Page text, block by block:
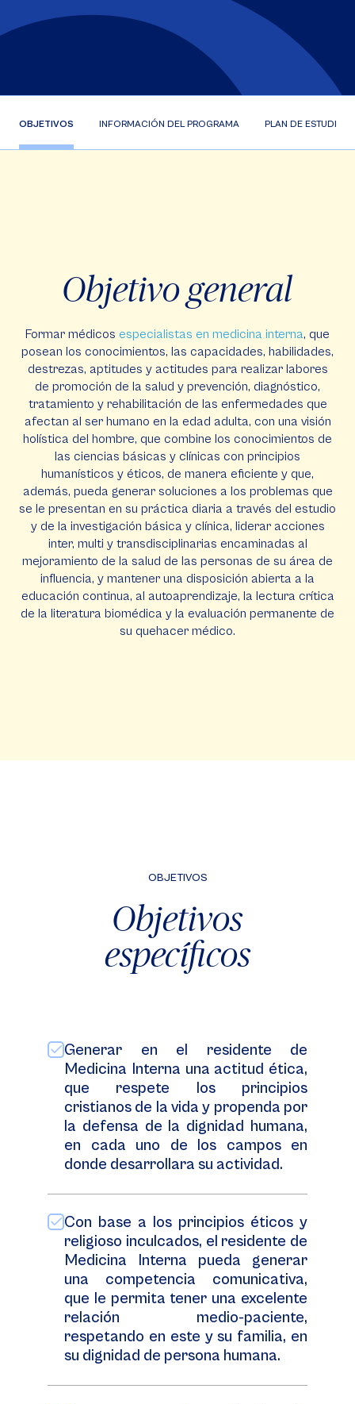
OBJETIVOS INFORMACIÓN DEL PROGRAMA PLAN DE ESTUDIOS
Objetivo general
Formar médicos especialistas en medicina interna, que
posean los conocimientos, las capacidades, habilidades,
destrezas, aptitudes y actitudes para realizar labores
de promoción de la salud y prevención, diagnóstico,
tratamiento y rehabilitación de las enfermedades que
afectan al ser humano en la edad adulta, con una visión
holística del hombre, que combine los conocimientos de
las ciencias básicas y clínicas con principios
humanísticos y éticos, de manera eficiente y que,
además, pueda generar soluciones a los problemas que
se le presentan en su práctica diaria a través del estudio
y de la investigación básica y clínica, liderar acciones
inter, multi y transdisciplinarias encaminadas al
mejoramiento de la salud de las personas de su área de
influencia, y mantener una disposición abierta a la
educación continua, al autoaprendizaje, la lectura crítica
de la literatura biomédica y la evaluación permanente de
su quehacer médico.
OBJETIVOS
Objetivos
específicos
Generar en el residente de
Medicina Interna una actitud ética,
que respete los principios
cristianos de la vida y propenda por
la defensa de la dignidad humana,
en cada uno de los campos en
donde desarrollara su actividad.
Con base a los principios éticos y
religioso inculcados, el residente de
Medicina Interna pueda generar
una competencia comunicativa,
que le permita tener una excelente
relación medio-paciente,
respetando en este y su familia, en
su dignidad de persona humana.